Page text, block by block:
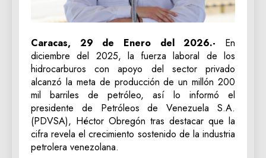
Caracas, 29 de Enero del 2026.- En
diciembre del 2025, la fuerza laboral de los
hidrocarburos con apoyo del sector privado
alcanzó la meta de producción de un millón 200
mil barriles de petróleo, así lo informó el
presidente de Petróleos de Venezuela S.A.
(PDVSA), Héctor Obregón tras destacar que la
cifra revela el crecimiento sostenido de la industria
petrolera venezolana.